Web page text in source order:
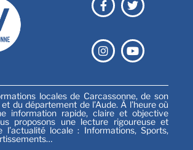
locales de Carcassonne, de son
du département de l’Aude. À l’heure où
information rapide, claire et objective
proposons une lecture rigoureuse et
l’actualité locale : Informations, Sports,